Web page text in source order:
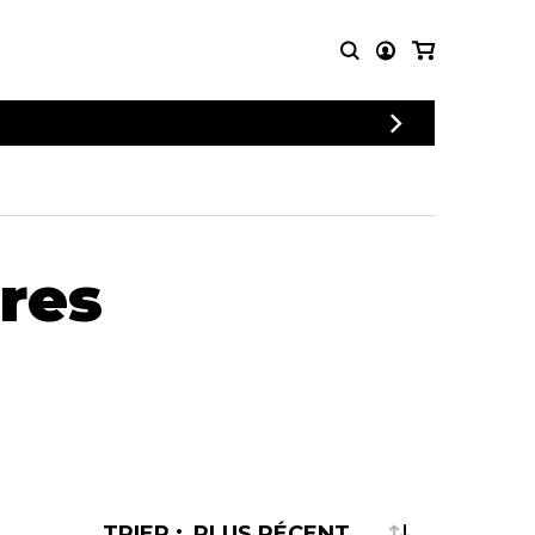
ENSEMBLES
Musique de chambre